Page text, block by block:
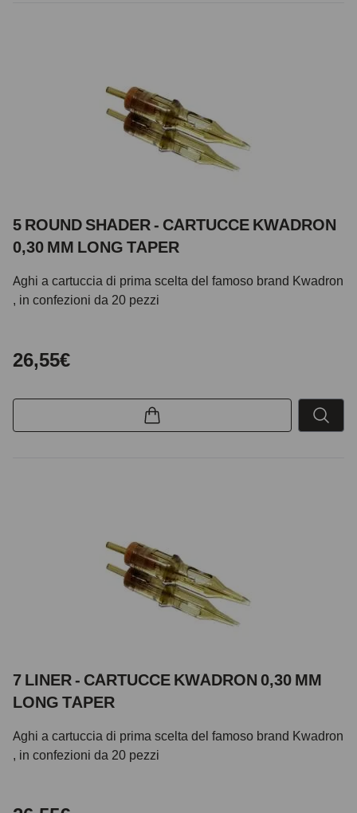
5 ROUND SHADER - CARTUCCE KWADRON
0,30 MM LONG TAPER
Aghi a cartuccia di prima scelta del famoso brand Kwadron
, in confezioni da 20 pezzi
26,55€
7 LINER - CARTUCCE KWADRON 0,30 MM
LONG TAPER
Aghi a cartuccia di prima scelta del famoso brand Kwadron
, in confezioni da 20 pezzi